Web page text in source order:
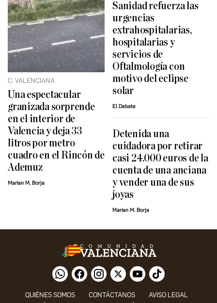
C. VALENCIANA
Una espectacular
granizada sorprende
en el interior de
Valencia y deja 33
litros por metro
cuadro en el Rincón de
Ademuz
Marian M. Borja
Sanidad refuerza las
urgencias
extrahospitalarias,
hospitalarias y
servicios de
Oftalmología con
motivo del eclipse
solar
El Debate
Detenida una
cuidadora por retirar
casi 24.000 euros de la
cuenta de una anciana
y vender una de sus
joyas
Marian M. Borja
QUIÉNES SOMOS CONTÁCTANOS
AVISO LEGAL